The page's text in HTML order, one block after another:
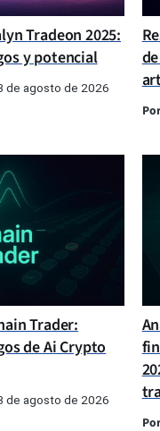
Tradeon 2025:
y potencial
de agosto de 2026
Trader:
de Ai Crypto
de agosto de 2026